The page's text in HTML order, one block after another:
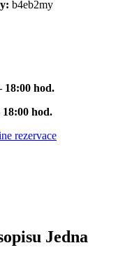
b4eb2my
18:00 hod.
hod.
Jedna